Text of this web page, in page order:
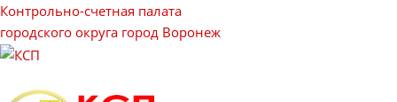
Контрольно-счетная палата
городского округа город Воронеж